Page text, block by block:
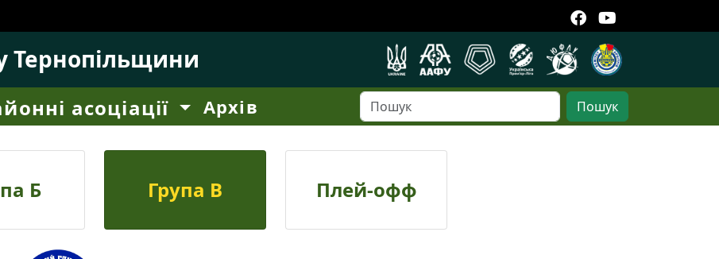
Тернопільщини
асоціації Архів Пошук
Б Група В Плей-офф